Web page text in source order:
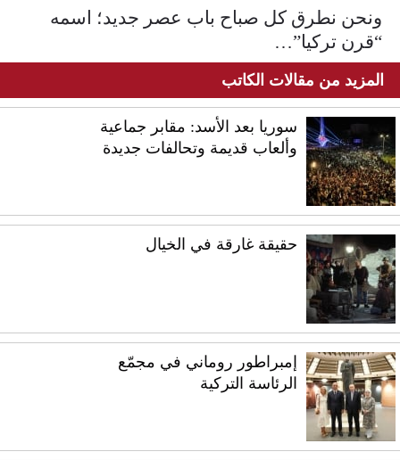
ونحن نطرق كل صباح باب عصر جديد؛ اسمه
“قرن تركيا”…
المزيد من مقالات الكاتب
سوريا بعد الأسد: مقابر جماعية
وألعاب قديمة وتحالفات جديدة
حقيقة غارقة في الخيال
إمبراطور روماني في مجمّع
الرئاسة التركية